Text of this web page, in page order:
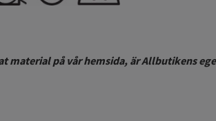
material på vår hemsida, är Allbutikens